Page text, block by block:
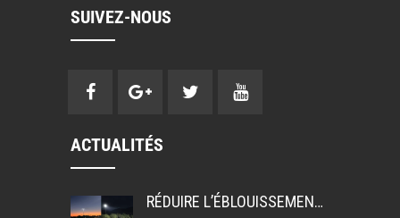
SUIVEZ-NOUS
ACTUALITÉS
RÉDUIRE L’ÉBLOUISSEMENT: UGR, GR ET TI DANS LA CONCEPTION DE L’ÉCLAIRAGE